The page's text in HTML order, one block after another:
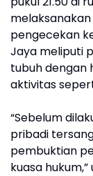
pengecekan
Jaya meliputi
tubuh dengan
aktivitas
“Sebelum
pribadi
pembuktian
kuasa